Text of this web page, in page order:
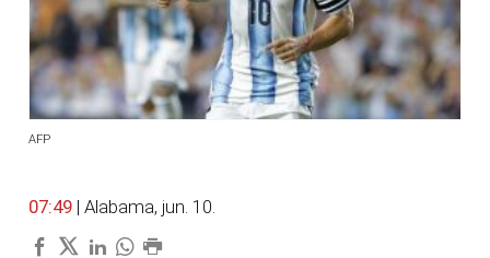
AFP
07:49 | Alabama, jun. 10.